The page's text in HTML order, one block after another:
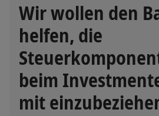
Wir wollen den
helfen, die
beim
mit